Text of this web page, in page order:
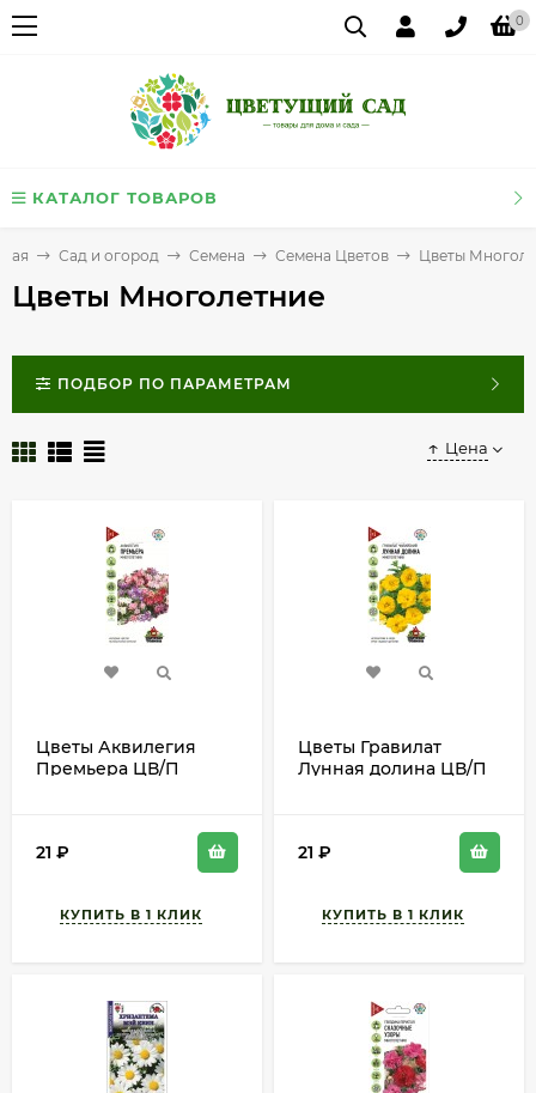
0
КАТАЛОГ ТОВАРОВ
Сад и огород Семена Семена Цветов Цветы
Цветы Многолетние
ПОДБОР ПО ПАРАМЕТРАМ
Цена
Цветы Аквилегия
Премьера ЦВ/П
21 ₽
Цветы Гравилат
Лунная долина ЦВ/П
21 ₽